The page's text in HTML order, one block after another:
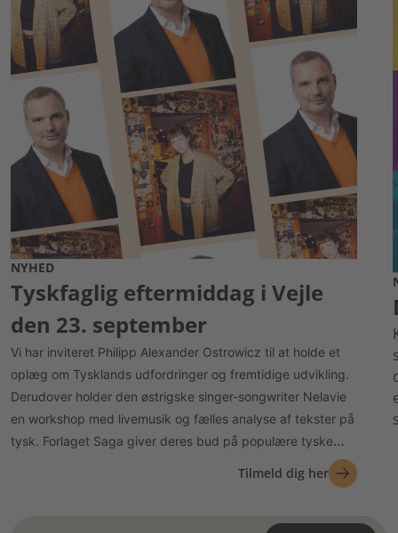
NYHED
Tyskfaglig eftermiddag i Vejle
den 23. september
Vi har inviteret Philipp Alexander Ostrowicz til at holde et
oplæg om Tysklands udfordringer og fremtidige udvikling.
Derudover holder den østrigske singer-songwriter Nelavie
en workshop med livemusik og fælles analyse af tekster på
tysk. Forlaget Saga giver deres bud på populære tyske
Tilmeld dig her